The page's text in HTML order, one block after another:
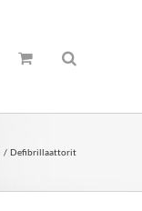
Defibrillaattorit